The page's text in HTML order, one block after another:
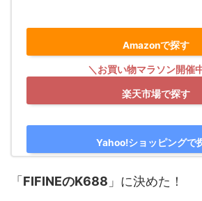
Amazonで探す
楽天市場で探す
Yahoo!ショッピングで
「 FIFINEのK688 」に決めた！